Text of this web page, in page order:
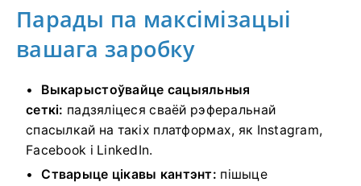
Парады па максімізацыі
вашага заробку
Выкарыстоўвайце сацыяльныя
сеткі: падзяліцеся сваёй рэферальнай
спасылкай на такіх платформах, як Instagram,
Facebook і LinkedIn.
Стварыце цікавы кантэнт: пішыце